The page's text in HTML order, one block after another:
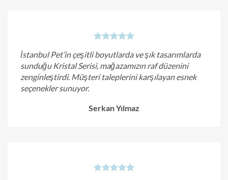
İstanbul Pet’in çeşitli boyutlarda ve şık tasarımlarda
sunduğu Kristal Serisi, mağazamızın raf düzenini
zenginleştirdi. Müşteri taleplerini karşılayan esnek
seçenekler sunuyor.
Serkan Yılmaz